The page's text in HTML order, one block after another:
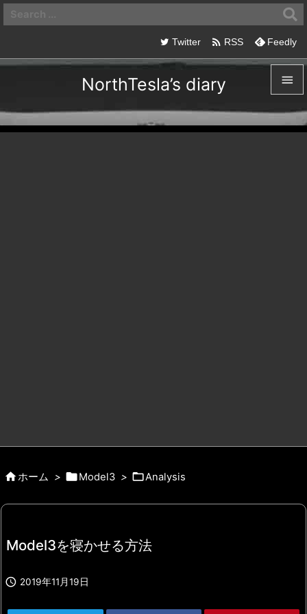
NorthTesla’s diary 

メニュ
Twitter  RSS Feedly
ホーム > Model3 > Analysis
Model3を寝かせる方法
 2019年11月19日